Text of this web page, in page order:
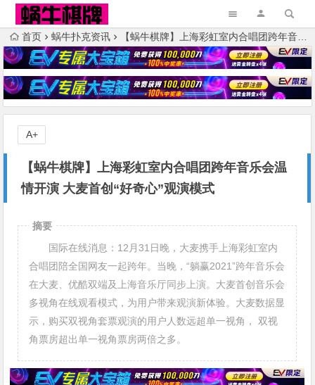
首页 蜗牛扑克资讯 【蜗牛棋牌】上海彩虹室内合唱团跨年音乐会温情开演 大麦首创“好奇心”观演模式
【蜗牛棋牌】上海彩虹室内合唱团跨年音乐会温
情开演 大麦首创“好奇心”观演模式
A+
摘要
国际在线消息：12月31日晚，大麦携手上海彩虹室内
合唱团陪全国网友一起跨年。当晚，“躺赢2021”跨年音乐会
在大麦、优酷双端及上海音乐厅同步上演。大麦首创音乐会
多视角在线观看模式，为用户带来观演新体验。大麦数据显
示，购买双视角套票观演的用户人数远超单一视角， 双视
角票房超出单一视角票房两倍之多。